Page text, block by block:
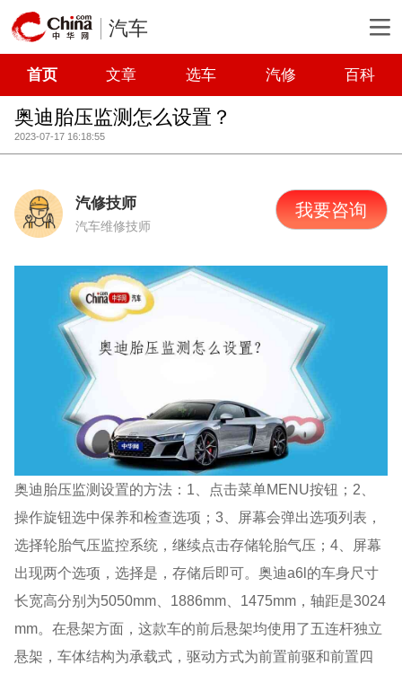
汽车
首页 文章 选车 汽修 百科
奥迪胎压监测怎么设置？
2023-07-17 16:18:55
汽修技师
汽车维修技师
我要咨询
奥迪胎压监测设置的方法：1、点击菜单MENU按钮；2、
操作旋钮选中保养和检查选项；3、屏幕会弹出选项列表，
选择轮胎气压监控系统，继续点击存储轮胎气压；4、屏幕
出现两个选项，选择是，存储后即可。奥迪a6l的车身尺寸
长宽高分别为5050mm、1886mm、1475mm，轴距是3024
mm。在悬架方面，这款车的前后悬架均使用了五连杆独立
悬架，车体结构为承载式，驱动方式为前置前驱和前置四